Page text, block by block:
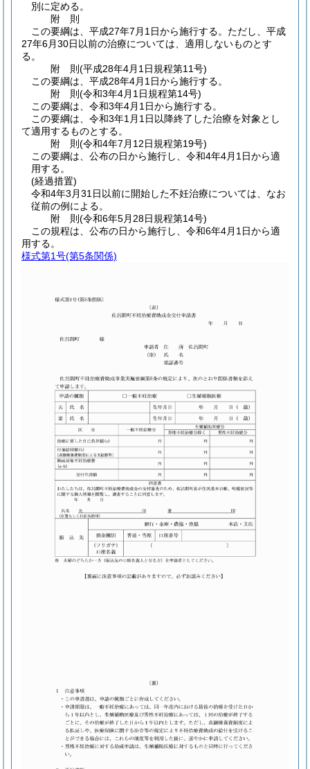
別に定める。
附 則
この要綱は、平成27年7月1日から施行する。 ただし、平成
27年6月30日以前の治療については、適用しないものとす
る。
附 則(平成28年4月1日規程第11号)
この要綱は、平成28年4月1日から施行する。
附 則(令和3年4月1日規程第14号)
この要綱は、令和3年4月1日から施行する。
この要綱は、令和3年1月1日以降終了した治療を対象とし
て適用するものとする。
附 則(令和4年7月12日規程第19号)
この要綱は、公布の日から施行し、令和4年4月1日から適
用する。
(経過措置)
令和4年3月31日以前に開始した不妊治療については、なお
従前の例による。
附 則(令和6年5月28日規程第14号)
この規程は、公布の日から施行し、令和6年4月1日から適
用する。
様式第1号(第5条関係)